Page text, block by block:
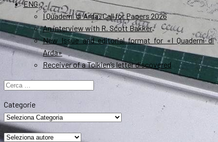
ENG
I Quaderni di Arda: Call for Papers 2026
An interview with R. Scott Bakker
New Issue and editorial format for «I Quaderni di
Arda»
Receiver of a Tolkien’s letter discovered
Ricerca
Categorie